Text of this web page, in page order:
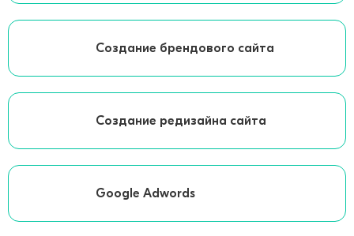
Создание брендового сайта
Создание редизайна сайта
Google Adwords